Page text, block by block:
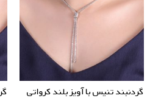
گردنبند تنیس با آویز بلند کرواتی